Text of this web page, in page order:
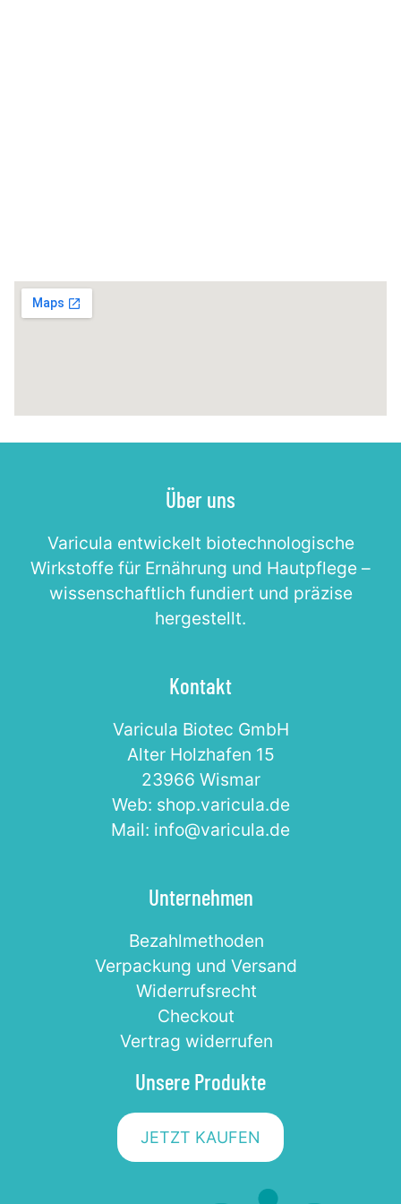
Über uns
Varicula entwickelt biotechnologische
Wirkstoffe für Ernährung und Hautpflege –
wissenschaftlich fundiert und präzise
hergestellt.
Kontakt
Varicula Biotec GmbH
Alter Holzhafen 15
23966 Wismar
Web: shop.varicula.de
Mail: info@varicula.de
Unternehmen
Bezahlmethoden
Verpackung und Versand
Widerrufsrecht
Checkout
Vertrag widerrufen
Unsere Produkte
JETZT KAUFEN